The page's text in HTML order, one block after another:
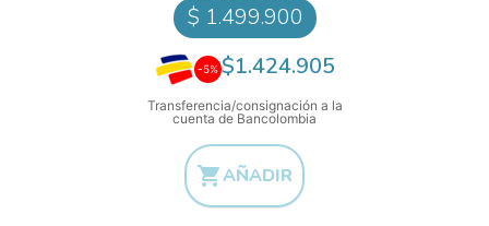
$ 1.499.900
-5% $1.424.905
Transferencia/consignación a la
cuenta de Bancolombia
AÑADIR